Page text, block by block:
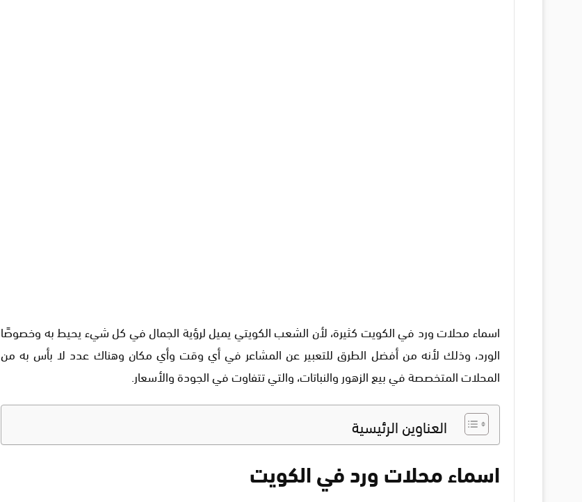
اسماء محلات ورد في الكويت كثيرة، لأن الشعب الكويتي يميل لرؤية الجمال في كل شيء يحيط به وخصوصًا
الورد، وذلك لأنه من أفضل الطرق للتعبير عن المشاعر في أي وقت وأي مكان وهناك عدد لا بأس به من
المحلات المتخصصة في بيع الزهور والنباتات، والتي تتفاوت في الجودة والأسعار.
العناوين الرئيسية
اسماء محلات ورد في الكويت